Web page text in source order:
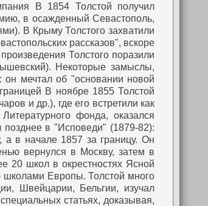
В 1854 Толстой получил
в осажденный Севастополь,
В Крыму Толстого захватили
рассказов", вскоре
Толстого поразили
Некоторые замыслы,
он мечтал об "основании новой
В ноябре 1855 Толстой
и др.), где его встретили как
фонда, оказался
в "Исповеди" (1879-82):
в начале 1857 за границу. Он
вернулся в Москву, затем в
20 школ в окрестностях Ясной
школами Европы. Толстой много
Швейцарии, Бельгии, изучал
статьях, доказывая,